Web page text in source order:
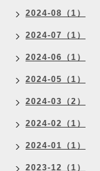
2024-08（1）
2024-07（1）
2024-06（1）
2024-05（1）
2024-03（2）
2024-02（1）
2024-01（1）
2023-12（1）